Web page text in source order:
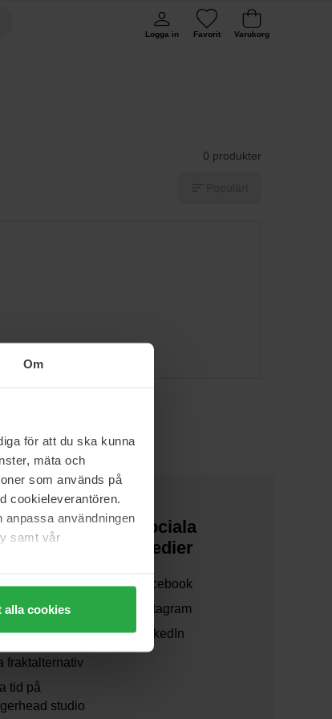
Om
för att du ska kunna
mäta och
som används på
cookieleverantören.
användningen
samt vår
alla cookies
Logga in Favorit Varukorg
0 produkter
oss
med oss
och miljö
varumärken
fraktalternativ
tid på
studio
Sociala
medier
Facebook
Instagram
LinkedIn